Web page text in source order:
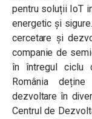
pentru soluții IoT
energetic și
cercetare și
companie de
în întregul ciclu
România
dezvoltare în
Centrul de